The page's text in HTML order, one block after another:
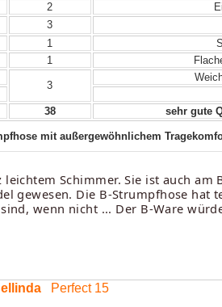
2
3
1
1
3
38 sehr gute
mit außergewöhnlichem
Schimmer. Sie ist auch am
gewesen. Die B-Strumpfhose hat
wenn nicht ... Der B-Ware
Perfect 15